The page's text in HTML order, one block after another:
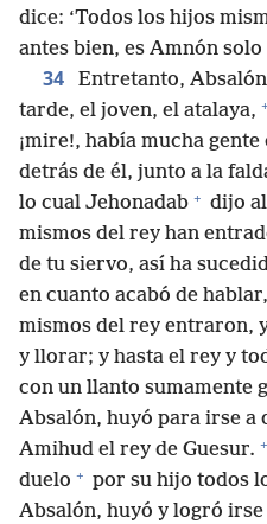
dice: ‘Todos los hijos
antes bien, es Amnón
34 Entretanto,
tarde, el joven, el atalaya, +
¡mire!, había mucha
detrás de él, junto a la
lo cual Jehonadab + dijo
mismos del rey han
de tu siervo, así ha
en cuanto acabó de
mismos del rey entraron,
y llorar; y hasta el rey y
con un llanto sumamente
Absalón, huyó para irse a
Amihud el rey de Guesur. +
duelo + por su hijo todos
Absalón, huyó y logró irse